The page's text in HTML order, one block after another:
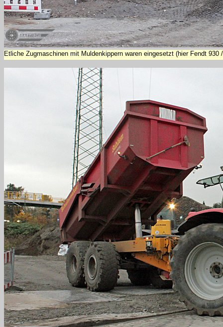
Etliche Zugmaschinen mit Muldenkippern waren eingesetzt (hier Fendt 930